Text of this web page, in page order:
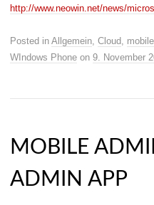
http://www.neowin.net/news/
Posted in Allgemein, Cloud, mobile
WIndows Phone on 9. November
MOBILE
ADMIN APP